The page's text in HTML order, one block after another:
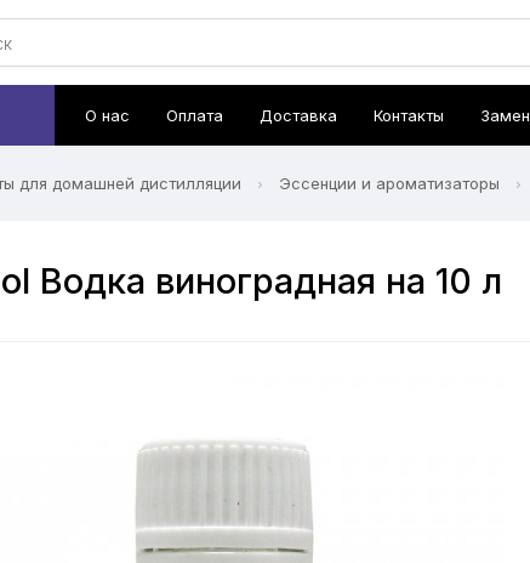
О нас Оплата Доставка Контакты
для домашней дистилляции Эссенции и ароматизаторы
Водка виноградная на 10 л